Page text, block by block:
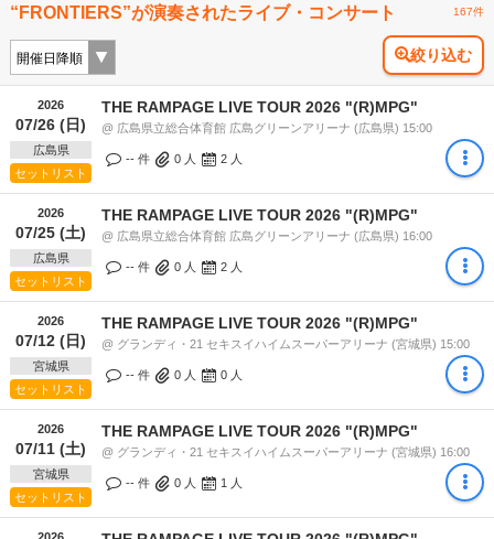
“FRONTIERS”が演奏されたライブ・コンサート 167件
絞り込む
2026
07/26 (日)
広島県
セットリスト
THE RAMPAGE LIVE TOUR 2026 "(R)MPG"
@ 広島県立総合体育館 広島グリーンアリーナ (広島県) 15:00
-- 件 0 人 2 人
2026
07/25 (土)
広島県
セットリスト
THE RAMPAGE LIVE TOUR 2026 "(R)MPG"
@ 広島県立総合体育館 広島グリーンアリーナ (広島県) 16:00
-- 件 0 人 2 人
2026
07/12 (日)
宮城県
セットリスト
THE RAMPAGE LIVE TOUR 2026 "(R)MPG"
@ グランディ・21 セキスイハイムスーパーアリーナ (宮城県) 15:00
-- 件 0 人 0 人
2026
07/11 (土)
宮城県
セットリスト
THE RAMPAGE LIVE TOUR 2026 "(R)MPG"
@ グランディ・21 セキスイハイムスーパーアリーナ (宮城県) 16:00
-- 件 0 人 1 人
2026